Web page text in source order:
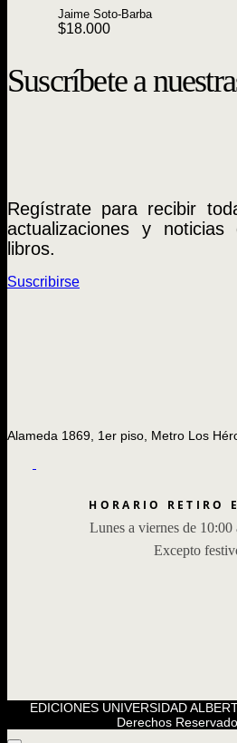
Jaime Soto-Barba
$18.000
Suscríbete a
Regístrate para recibir
actualizaciones y
libros.
Suscribirse
Alameda 1869, 1er piso, Metro Los
HORARIO RETIRO
Lunes a viernes de 10:00
Excepto
EDICIONES UNIVERSIDAD
Derechos